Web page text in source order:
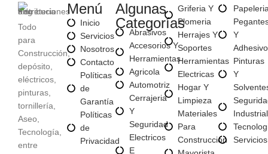
Todo
para
Construcción,
depósito,
eléctricos,
pinturas,
tornillería,
Aseo,
Tecnología,
entre
Menú
Inicio
Servicios
Nosotros
Contacto
Políticas
de
Garantía
Políticas
de
Privacidad
Algunas
Categorías
Abrasivos
Accesorios Y
Herramientas
Agricola
Automotriz
Cerrajeria
Y
Seguridad
Electricos
E
Griferia Y
Plomeria
Herrajes Y
Soportes
Herramientas
Electricas
Hogar Y
Limpieza
Materiales
Para
Construccion
Y
Pinturas
Y
Industrial
Servicios